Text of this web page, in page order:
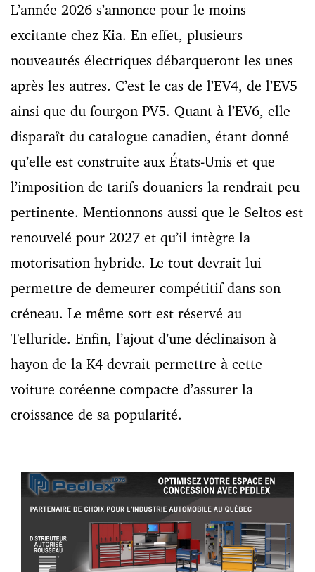
L’année 2026 s’annonce pour le moins
excitante chez Kia. En effet, plusieurs
nouveautés électriques débarqueront les unes
après les autres. C’est le cas de l’EV4, de l’EV5
ainsi que du fourgon PV5. Quant à l’EV6, elle
disparaît du catalogue canadien, étant donné
qu’elle est construite aux États-Unis et que
l’imposition de tarifs douaniers la rendrait peu
pertinente. Mentionnons aussi que le Seltos est
renouvelé pour 2027 et qu’il intègre la
motorisation hybride. Le tout devrait lui
permettre de demeurer compétitif dans son
créneau. Le même sort est réservé au
Telluride. Enfin, l’ajout d’une déclinaison à
hayon de la K4 devrait permettre à cette
voiture coréenne compacte d’assurer la
croissance de sa popularité.